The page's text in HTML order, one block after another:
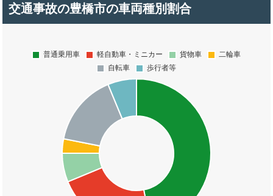
交通事故の豊橋市の車両種別割合